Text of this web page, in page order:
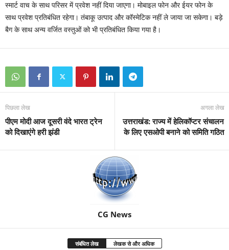
स्मार्ट वाच के साथ परिसर में प्रवेश नहीं दिया जाएगा। मोबाइल फोन और ईयर फोन के
साथ प्रवेश प्रतिबंधित रहेगा। तंबाकू उत्पाद और कॉस्मेटिक नहीं ले जाया जा सकेगा। बड़े
बैग के साथ अन्य वर्जित वस्तुओं को भी प्रतिबंधित किया गया है।
पिछला लेख
पीएम मोदी आज दूसरी वंदे भारत ट्रेन
को दिखाएंगे हरी झंडी
अगला लेख
उत्तराखंड: राज्य में हेलिकॉप्टर संचालन
के लिए एसओपी बनाने को समिति गठित
CG News
संबंधित लेख लेखक से और अधिक